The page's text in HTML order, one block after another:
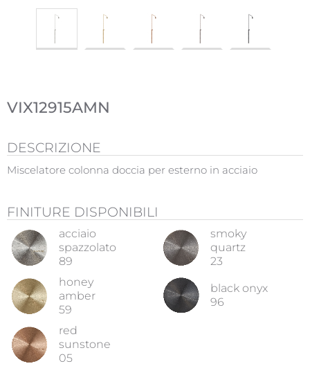
VIX12915AMN
DESCRIZIONE
Miscelatore colonna doccia per esterno in acciaio
FINITURE DISPONIBILI
acciaio
spazzolato
89
smoky
quartz
23
honey
amber
59
black onyx
96
red
sunstone
05